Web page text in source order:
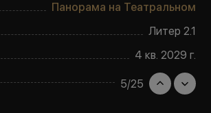
Панорама на Театральном
Литер 2.1
4 кв. 2029 г.
5/25